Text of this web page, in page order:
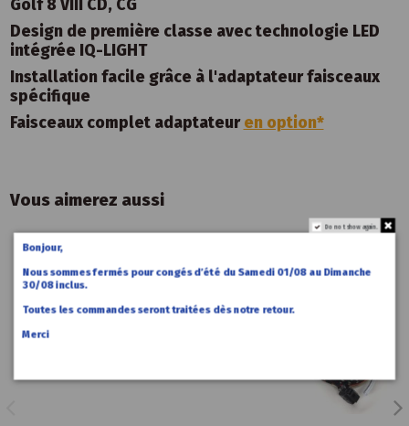
Golf 8 VIII CD, CG
Design de première classe avec technologie LED
intégrée IQ-LIGHT
Installation facile grâce à l'adaptateur faisceaux
spécifique
Faisceaux complet adaptateuren option*
Vous aimerez aussi
Promo !
-80,00 €
Do not show again.
Bonjour,
Nous sommes fermés pour congés d’été du Samedi 01/08 au Dimanche
30/08 inclus.
Toutes les commandes seront traitées dès notre retour.
Merci